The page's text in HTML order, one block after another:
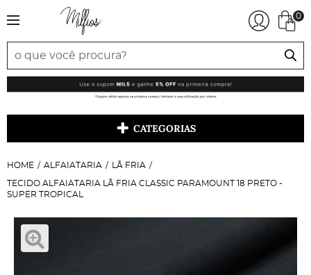
0
CATEGORIAS
HOME ALFAIATARIA LÃ FRIA
TECIDO ALFAIATARIA LÃ FRIA CLASSIC PARAMOUNT 18 PRETO -
SUPER TROPICAL